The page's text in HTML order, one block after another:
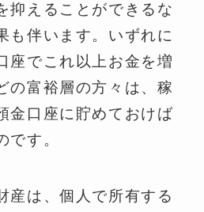
抑えることができるな
も伴います。いずれに
座でこれ以上お金を増
の富裕層の方々は、稼
金口座に貯めておけば
です。
産は、個人で所有する